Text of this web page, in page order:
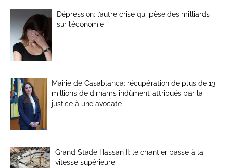
Dépression: l’autre crise qui pèse des milliards
sur l’économie
Mairie de Casablanca: récupération de plus de 13
millions de dirhams indûment attribués par la
justice à une avocate
Grand Stade Hassan II: le chantier passe à la
vitesse supérieure